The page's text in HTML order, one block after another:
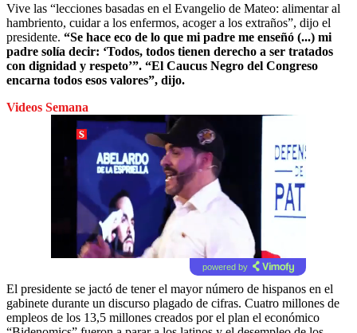
Vive las “lecciones basadas en el Evangelio de Mateo: alimentar al
hambriento, cuidar a los enfermos, acoger a los extraños”, dijo el
presidente. “Se hace eco de lo que mi padre me enseñó (...) mi
padre solía decir: ‘Todos, todos tienen derecho a ser tratados
con dignidad y respeto’”. “El Caucus Negro del Congreso
encarna todos esos valores”, dijo.
Videos Semana
powered by
El presidente se jactó de tener el mayor número de hispanos en el
gabinete durante un discurso plagado de cifras. Cuatro millones de
empleos de los 13,5 millones creados por el plan el económico